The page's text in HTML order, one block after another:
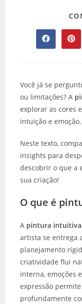
Abre
em
Abre
em
Você já se
ou limitações? A
explorar as cores
intuição e emoção.
Neste texto,
insights para
descobrir o que a
sua criação!
O que é
A pintura intuitiva
artista se entrega
planejamento
criatividade flui
interna, emoções
expressão
profundamente